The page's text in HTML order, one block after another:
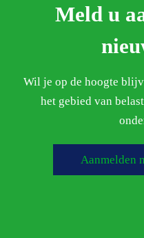
Meld u
Wil je op de hoogte
het gebied van
Aanmelden